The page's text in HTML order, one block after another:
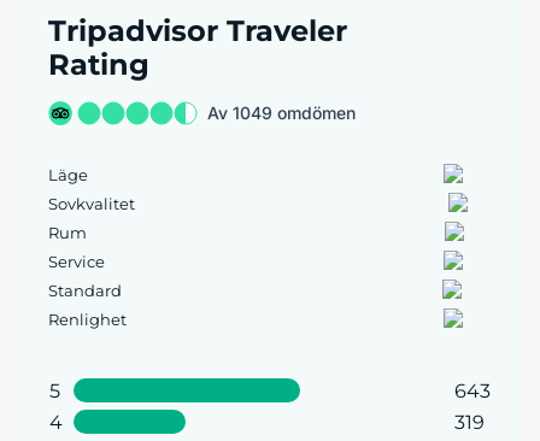
Tripadvisor Traveler
Rating
Av 1049 omdömen
Läge
Sovkvalitet
Rum
Service
Standard
Renlighet
5
643
4
319